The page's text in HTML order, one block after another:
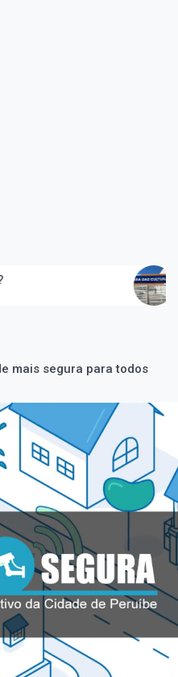
Peruíbe
e
artes
mais segura para todos